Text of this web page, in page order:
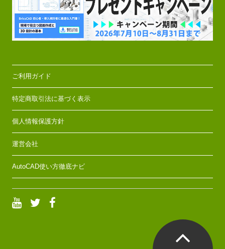
ご利用ガイド
特定商取引法に基づく表示
個人情報保護方針
運営会社
AutoCAD使い方徹底ナビ